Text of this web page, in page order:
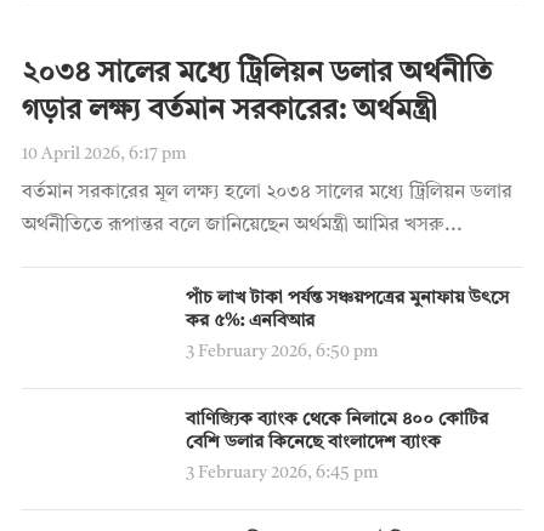
২০৩৪ সালের মধ্যে ট্রিলিয়ন ডলার অর্থনীতি
গড়ার লক্ষ্য বর্তমান সরকারের: অর্থমন্ত্রী
10 April 2026, 6:17 pm
বর্তমান সরকারের মূল লক্ষ্য হলো ২০৩৪ সালের মধ্যে ট্রিলিয়ন ডলার
অর্থনীতিতে রূপান্তর বলে জানিয়েছেন অর্থমন্ত্রী আমির খসরু...
পাঁচ লাখ টাকা পর্যন্ত সঞ্চয়পত্রের মুনাফায় উৎসে
কর ৫%: এনবিআর
3 February 2026, 6:50 pm
বাণিজ্যিক ব্যাংক থেকে নিলামে ৪০০ কোটির
বেশি ডলার কিনেছে বাংলাদেশ ব্যাংক
3 February 2026, 6:45 pm